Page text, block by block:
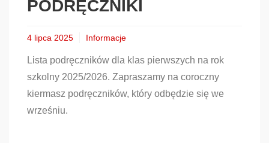
PODRĘCZNIKI
4 lipca 2025 Informacje
Lista podręczników dla klas pierwszych na rok
szkolny 2025/2026. Zapraszamy na coroczny
kiermasz podręczników, który odbędzie się we
wrześniu.